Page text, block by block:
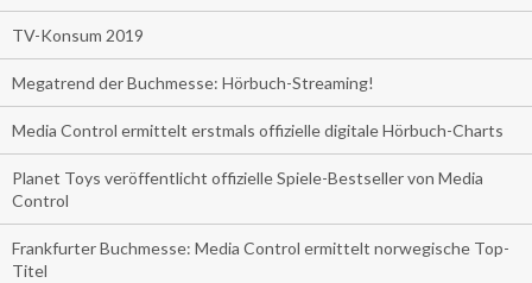
TV-Konsum 2019
Megatrend der Buchmesse: Hörbuch-Streaming!
Media Control ermittelt erstmals offizielle digitale Hörbuch-Charts
Planet Toys veröffentlicht offizielle Spiele-Bestseller von Media
Control
Frankfurter Buchmesse: Media Control ermittelt norwegische Top-
Titel